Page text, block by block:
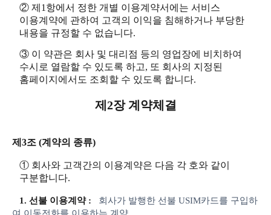
② 제1항에서 정한 개별 이용계약서에는 서비스
이용계약에 관하여 고객의 이익을 침해하거나 부당한
내용을 규정할 수 없습니다.
③ 이 약관은 회사 및 대리점 등의 영업장에 비치하여
수시로 열람할 수 있도록 하고, 또 회사의 지정된
홈페이지에서도 조회할 수 있도록 합니다.
제2장 계약체결
제3조 (계약의 종류)
① 회사와 고객간의 이용계약은 다음 각 호와 같이
구분합니다.
1. 선불 이용계약 :
회사가 발행한 선불 USIM카드를 구입하